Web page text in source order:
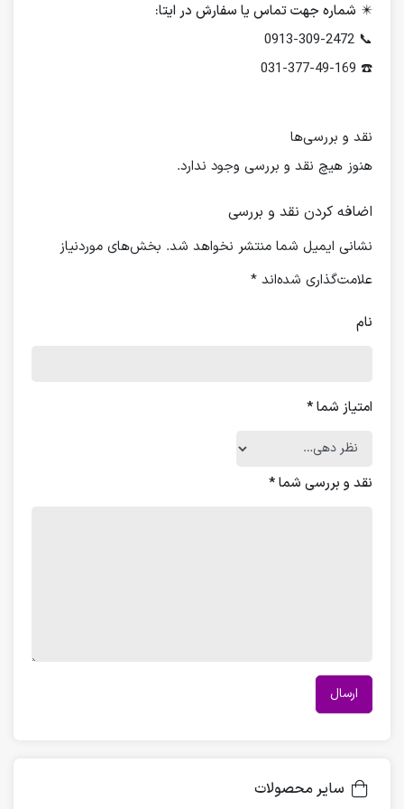
✴️ شماره جهت تماس یا سفارش در ایتا:
📞 0913-309-2472
☎️ 031-377-49-169
نقد و بررسی‌ها
هنوز هیچ نقد و بررسی وجود ندارد.
اضافه کردن نقد و بررسی
نشانی ایمیل شما منتشر نخواهد شد. بخش‌های موردنیاز
علامت‌گذاری شده‌اند *
نام
امتیاز شما*
نقد و بررسی شما*
سایر محصولات